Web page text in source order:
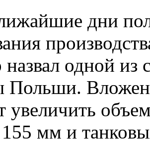
дни
назвал одной
Польши.
увеличить
мм и